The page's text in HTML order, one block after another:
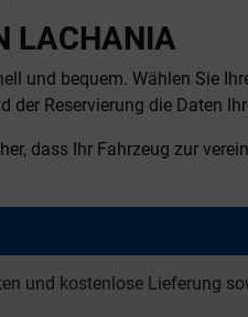
LACHANIA
und bequem. Wählen Sie
Reservierung die Daten
dass Ihr Fahrzeug zur
und kostenlose Lieferung